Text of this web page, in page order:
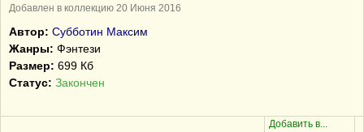
Добавлен в коллекцию 20 Июня 2016
Автор: Субботин Максим
Жанры: Фэнтези
Размер: 699 Кб
Статус: Закончен